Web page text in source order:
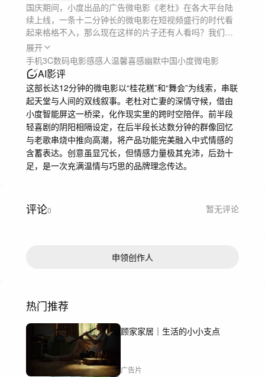
国庆期间，小度出品的广告微电影《老杜》在各大平台陆
续上线，一条十二分钟长的微电影在短视频盛行的时代看
起来格格不入，那么现在这样的片子还有人看吗？我们又
为什么还是经过两年的努力将它展现给大家呢？
时间倒回2020年9月，那时《左右》刚刚出街，狗血剧情
在上映后效果不错，客户紧接着发来另一款产品，小度智
能屏的Brief，是一个偏送礼场景的产品TVC，在完成既定
任务的过程中，《老杜》的故事诞生了，我们忽然看到了
另一种除了展现功能之外，去诠释“陪伴”概念的方式，并且
这个故事可以展现人工智能和人类情感之间更多的内涵，
也是对小度品牌理念的一次深入解读。正如我们自己常开
玩笑说的，这是一个名符其实的“爱”“死”“机”的故事。
展开
手机3C数码电影感感人温馨喜感幽默中国小度微电影
AI影评
这部长达12分钟的微电影以“桂花糕”和“舞会”为线索，串联
起天堂与人间的双线叙事。老杜对亡妻的深情守候，借由
小度智能屏这一桥梁，化作现实里的跨时空陪伴。前半段
轻喜剧的阴阳相隔设定，在后半段长达数分钟的群像回忆
与老歌串烧中推向高潮，将产品功能完美融入中式情感的
含蓄表达。创意虽显冗长，但情感力量极其充沛，后劲十
足，是一次充满温情与巧思的品牌理念传达。
评论0 暂无评论
申领创作人
热门推荐
顾家家居｜生活的小小支点
广告片